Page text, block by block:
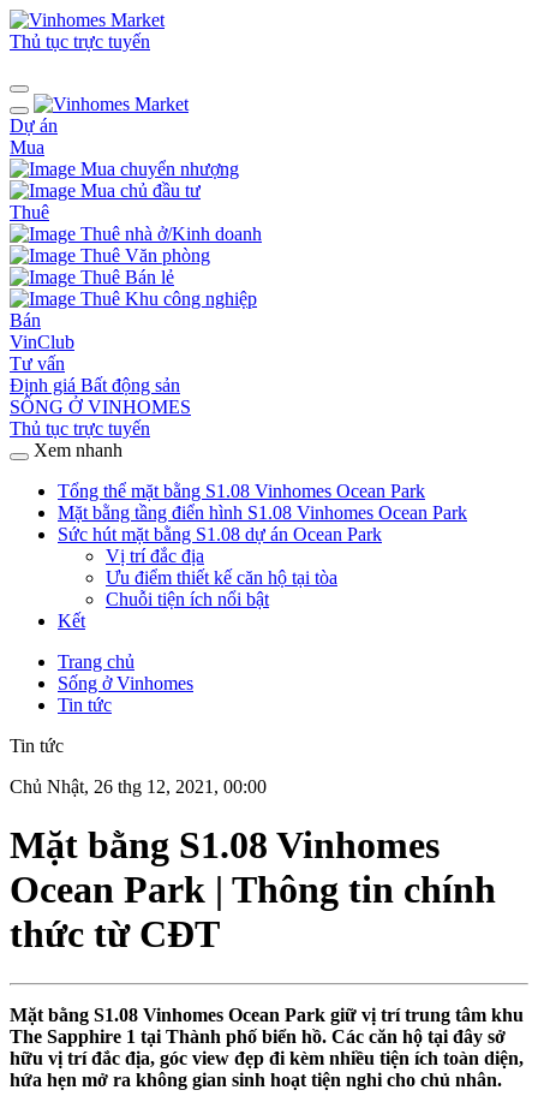
Thủ tục trực tuyến
Dự án
Mua
Mua chuyển nhượng
Mua chủ đầu tư
Thuê
Thuê nhà ở/Kinh doanh
Thuê Văn phòng
Thuê Bán lẻ
Thuê Khu công nghiệp
Bán
VinClub
Tư vấn
Định giá Bất động sản
SỐNG Ở VINHOMES
Thủ tục trực tuyến
Xem nhanh
Tổng thể mặt bằng S1.08 Vinhomes Ocean Park
Mặt bằng tầng điển hình S1.08 Vinhomes Ocean Park
Sức hút mặt bằng S1.08 dự án Ocean Park
Vị trí đắc địa
Ưu điểm thiết kế căn hộ tại tòa
Chuỗi tiện ích nổi bật
Kết
Trang chủ
Sống ở Vinhomes
Tin tức
Tin tức
Chủ Nhật, 26 thg 12, 2021, 00:00
Mặt bằng S1.08 Vinhomes
Ocean Park | Thông tin chính
thức từ CĐT
Mặt bằng S1.08 Vinhomes Ocean Park giữ vị trí trung tâm khu
The Sapphire 1 tại Thành phố biển hồ. Các căn hộ tại đây sở
hữu vị trí đắc địa, góc view đẹp đi kèm nhiều tiện ích toàn diện,
hứa hẹn mở ra không gian sinh hoạt tiện nghi cho chủ nhân.